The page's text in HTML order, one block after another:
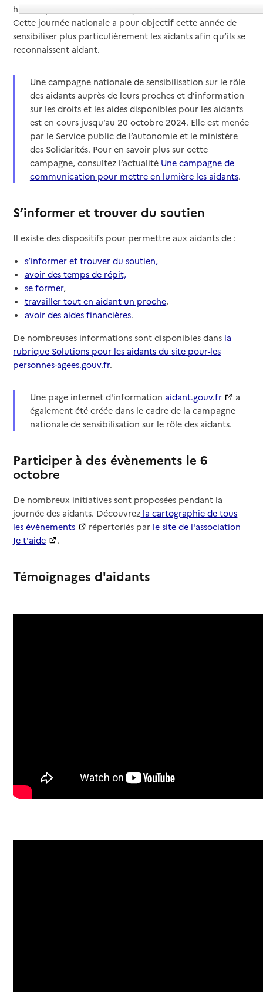
handicap : dans les actes du quotidien, en soutien moral…
Cette journée nationale a pour objectif cette année de
sensibiliser plus particulièrement les aidants afin qu’ils se
reconnaissent aidant.
Une campagne nationale de sensibilisation sur le rôle
des aidants auprès de leurs proches et d’information
sur les droits et les aides disponibles pour les aidants
est en cours jusqu’au 20 octobre 2024. Elle est menée
par le Service public de l’autonomie et le ministère
des Solidarités. Pour en savoir plus sur cette
campagne, consultez l’actualité Une campagne de
communication pour mettre en lumière les aidants.
S’informer et trouver du soutien
Il existe des dispositifs pour permettre aux aidants de :
s’informer et trouver du soutien,
avoir des temps de répit,
se former,
travailler tout en aidant un proche,
avoir des aides financières.
De nombreuses informations sont disponibles dans la
rubrique Solutions pour les aidants du site pour-les
personnes-agees.gouv.fr.
Une page internet d'information aidant.gouv.fr
a
également été créée dans le cadre de la campagne
nationale de sensibilisation sur le rôle des aidants.
Participer à des évènements le 6
octobre
De nombreux initiatives sont proposées pendant la
journée des aidants. Découvrez la cartographie de tous
les évènements
répertoriés par le site de l'association
Je t'aide
.
Témoignages d'aidants